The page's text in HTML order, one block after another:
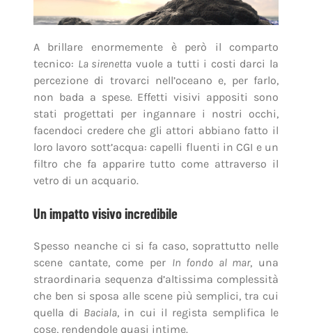
A brillare enormemente è però il comparto
tecnico: La sirenetta vuole a tutti i costi darci la
percezione di trovarci nell’oceano e, per farlo,
non bada a spese. Effetti visivi appositi sono
stati progettati per ingannare i nostri occhi,
facendoci credere che gli attori abbiano fatto il
loro lavoro sott’acqua: capelli fluenti in CGI e un
filtro che fa apparire tutto come attraverso il
vetro di un acquario.
Un impatto visivo incredibile
Spesso neanche ci si fa caso, soprattutto nelle
scene cantate, come per In fondo al mar, una
straordinaria sequenza d’altissima complessità
che ben si sposa alle scene più semplici, tra cui
quella di Baciala, in cui il regista semplifica le
cose, rendendole quasi intime.